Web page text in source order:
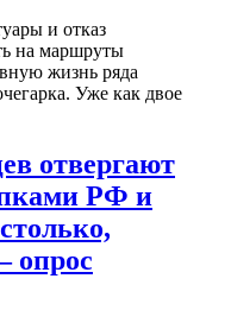
и отказ
на маршруты
жизнь ряда
Уже как двое
отвергают
РФ и
опрос